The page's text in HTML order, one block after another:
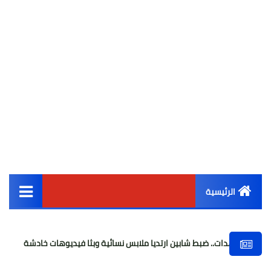
الرئيسية
أخبار مصر
ضبط شابين ارتديا ملابس نسائية وبثا فيديوهات خادشة